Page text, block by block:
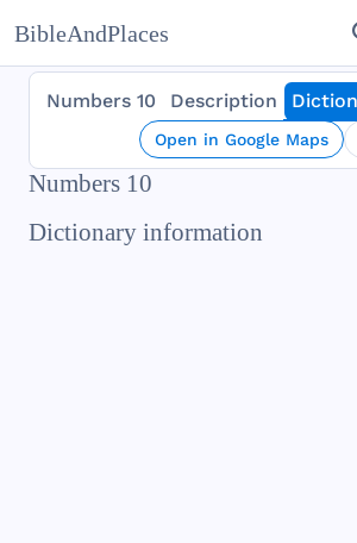
BibleAndPlaces
Numbers 10 Description
Open in Google Maps
Numbers 10
Dictionary information